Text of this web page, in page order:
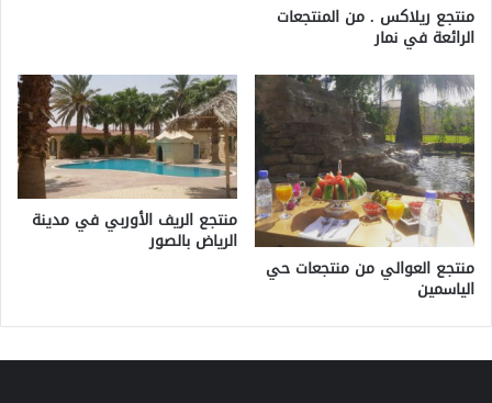
منتجع ريلاكس . من المنتجعات
الرائعة في نمار
منتجع العوالي من منتجعات حي
الياسمين
منتجع الريف الأوربي في مدينة
الرياض بالصور